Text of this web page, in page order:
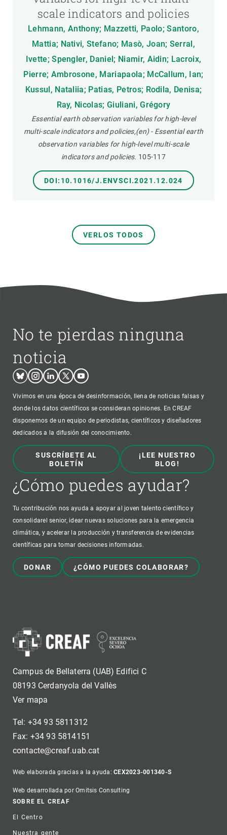
scale indicators and policies
Lehmann, Anthony; Mazzetti, Paolo; Santoro,
Mattia; Nativi, Stefano; Masò, Joan; Serral,
Ivette; Spengler, Daniel; Niamir, Aidin; Lacroix,
Pierre; Ambrosone, Mariapaola; McCallum, Ian;
Kussul, Nataliia; Patias, Petros; Rodila, Denisa;
Ray, Nicolas; Giuliani, Grégory
Essential earth observation variables for high-level
multi-scale indicators and policies,(en) - Essential earth
observation variables for high-level multi-scale
indicators and policies. 105-117
DOI:10.1016/J.ENVSCI.2021.12.024
VERLOS TODOS
No te pierdas ninguna
noticia
BlueskyInstagram
LinkedinTwitterYoutube
Vivimos en una época de desinformación, llena de noticias falsas y
donde los datos científicos se consideran opiniones. En CREAF
disponemos de un equipo de periodistas, científicos y diseñadores
dedicados a la difusión del conocimiento.
SUSCRÍBETE AL
BOLETÍN
¡LEE NUESTRO
BLOG!
¿Cómo puedes ayudar?
Tu contribución nos ayuda a apoyar al joven talento científico y
consolidarel senior, idear nuevas soluciones para la emergencia
climática, y acelerar la producción y transferencia de evidencias
científicas para tomar decisiones informadas.
DONAR ¿CÓMO PUEDES COLABORAR?
Campus de Bellaterra (UAB) Edifici C
08193 Cerdanyola del Vallès
Ver mapa
Tel: +34 93 5811312
Fax: +34 93 5814151
contacte@creaf.uab.cat
Web elaborada gracias a la ayuda:CEX2023-001340-S
Web desarrollada por Omitsis Consulting
Footer
SOBRE EL CREAF
El Centro
Nuestra gente